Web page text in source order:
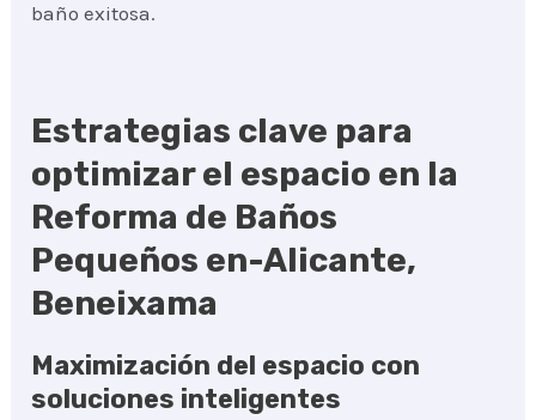
baño exitosa.
Estrategias clave para
optimizar el espacio en la
Reforma de Baños
Pequeños en-Alicante,
Beneixama
Maximización del espacio con
soluciones inteligentes